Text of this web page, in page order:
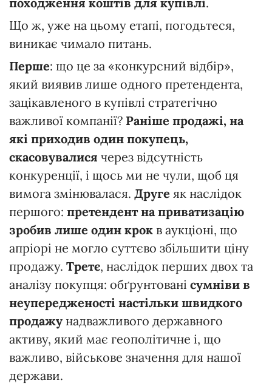
Що ж, уже на цьому етапі, погодьтеся,
виникає чимало питань.
Перше: що це за «конкурсний відбір»,
який виявив лише одного претендента,
зацікавленого в купівлі стратегічно
важливої компанії? Раніше продажі, на
які приходив один покупець,
скасовувалися через відсутність
конкуренції, і щось ми не чули, щоб ця
вимога змінювалася. Друге як наслідок
першого: претендент на приватизацію
зробив лише один крок в аукціоні, що
апріорі не могло суттєво збільшити ціну
продажу. Третє, наслідок перших двох та
аналізу покупця: обґрунтовані сумніви в
неупередженості настільки швидкого
продажу надважливого державного
активу, який має геополітичне і, що
важливо, військове значення для нашої
держави.